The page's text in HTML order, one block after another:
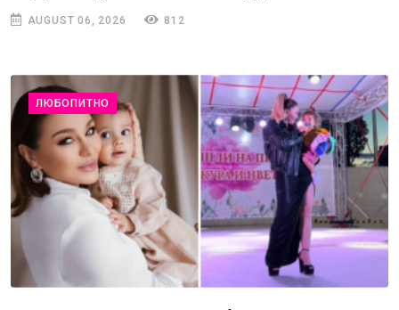
AUGUST 06, 2026 812
ЛЮБОПИТНО